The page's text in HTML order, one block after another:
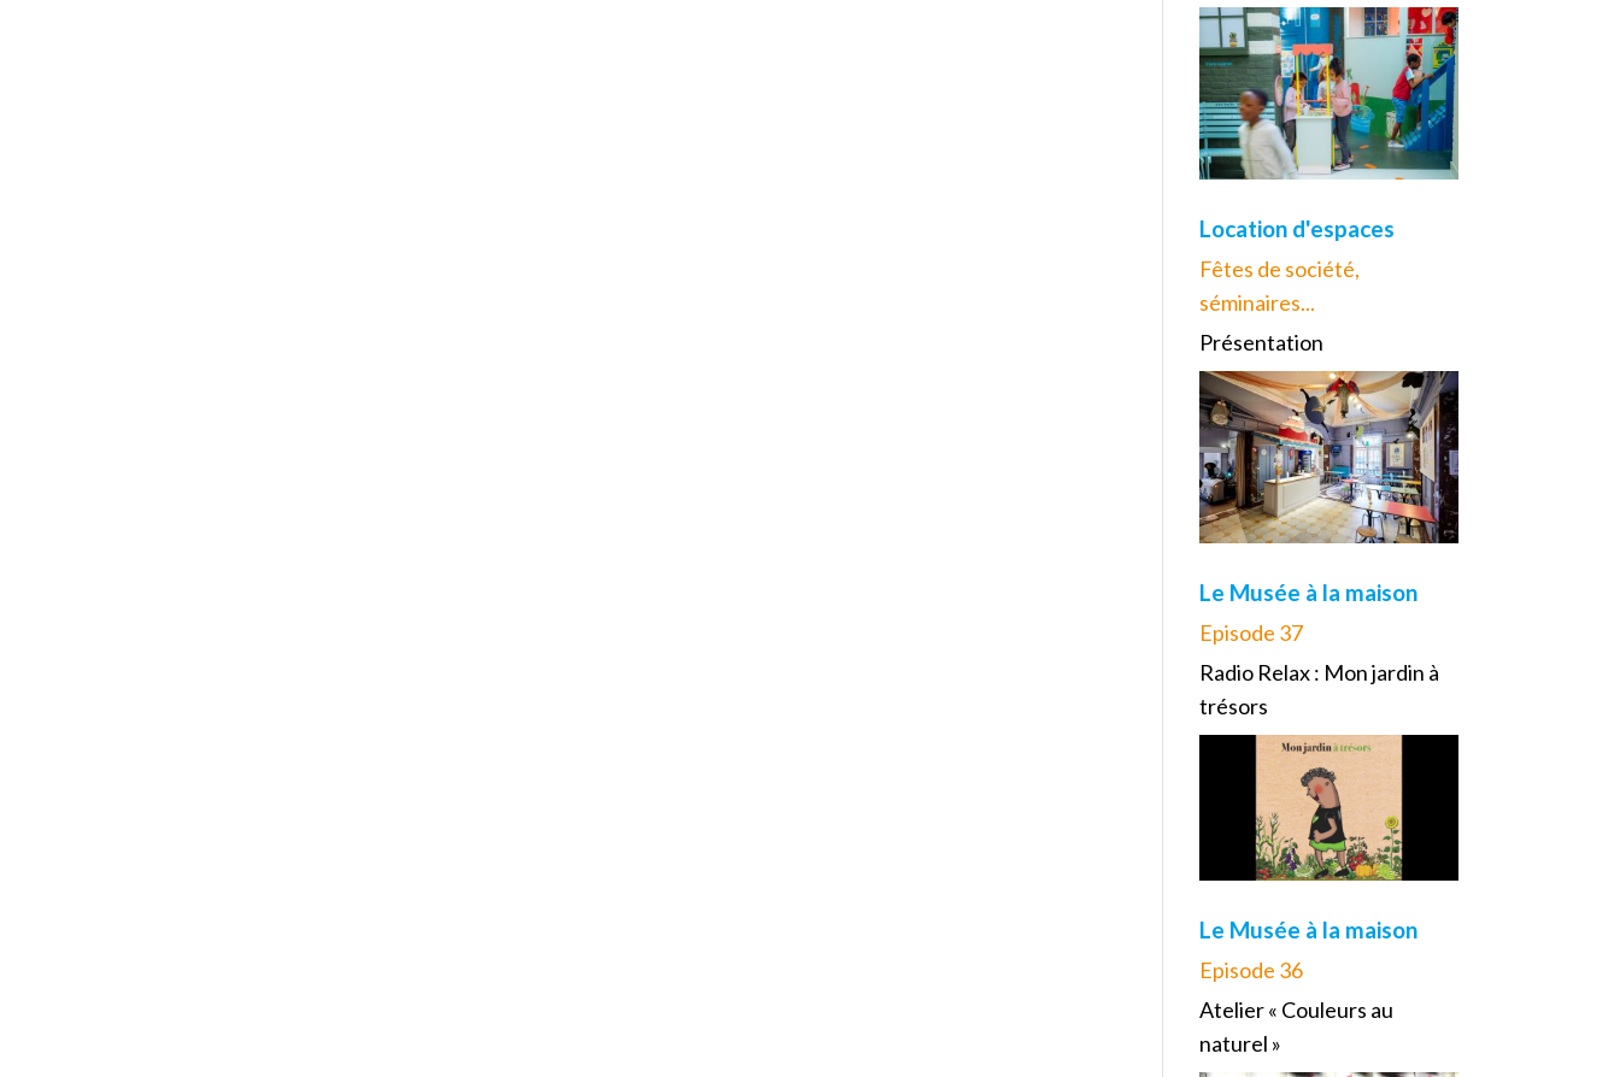
Location d'espaces
Fêtes de société,
séminaires...
Présentation
Le Musée à la maison
Episode 37
Radio Relax : Mon jardin à
trésors
Le Musée à la maison
Episode 36
Atelier « Couleurs au
naturel »